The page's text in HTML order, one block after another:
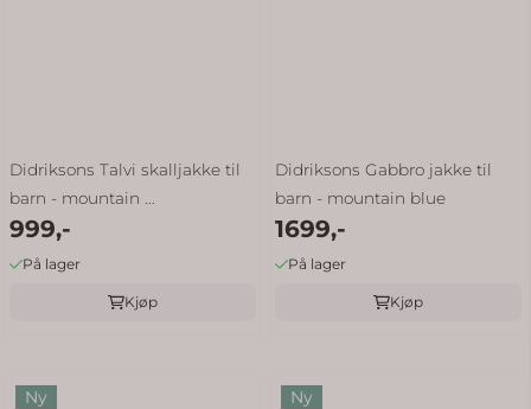
Didriksons Talvi skalljakke til
barn - mountain ...
999,-
På lager
Kjøp
Didriksons Gabbro jakke til
barn - mountain blue
1699,-
På lager
Kjøp
Ny Ny